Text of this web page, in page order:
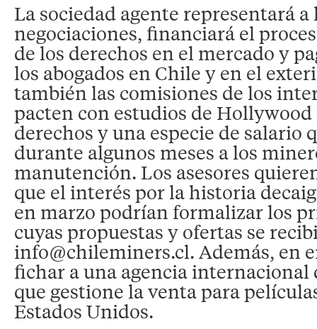
La sociedad agente representará a
negociaciones, financiará el
de los derechos en el mercado y
los abogados en Chile y en el
también las comisiones de los
pacten con estudios de Hollywood
derechos y una especie de salario
durante algunos meses a los
manutención. Los asesores
que el interés por la historia
en marzo podrían formalizar los
cuyas propuestas y ofertas se
info@chileminers.cl. Además, en
fichar a una agencia internacional
que gestione la venta para
Estados Unidos.